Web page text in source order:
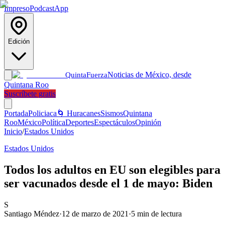
ImpresoPodcastApp
Edición
QuintaFuerzaNoticias de México, desde
Quintana Roo
Suscríbete gratis
PortadaPoliciaca 🌀 HuracanesSismosQuintana
RooMéxicoPolíticaDeportesEspectáculosOpinión
Inicio/Estados Unidos
Estados Unidos
Todos los adultos en EU son elegibles para
ser vacunados desde el 1 de mayo: Biden
S
Santiago Méndez·12 de marzo de 2021 ·5 min de lectura